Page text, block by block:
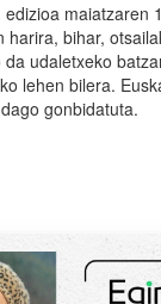
maiatzaren
harira, bihar,
udaletxeko
lehen bilera.
gonbidatuta.